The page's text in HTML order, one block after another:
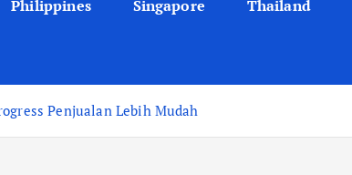
Philippines Singapore Thailand
Penjualan Lebih Mudah